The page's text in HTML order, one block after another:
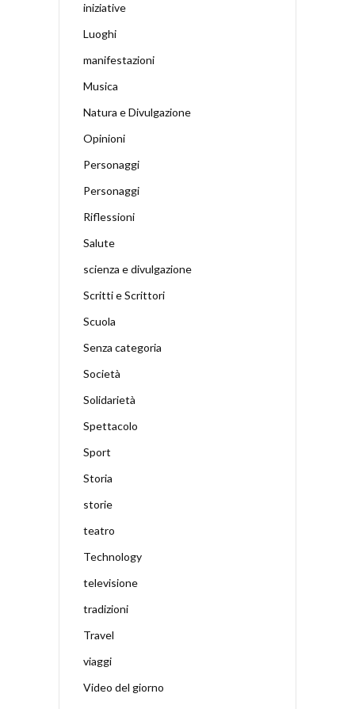
iniziative
Luoghi
manifestazioni
Musica
Natura e Divulgazione
Opinioni
Personaggi
Personaggi
Riflessioni
Salute
scienza e divulgazione
Scritti e Scrittori
Scuola
Senza categoria
Società
Solidarietà
Spettacolo
Sport
Storia
storie
teatro
Technology
televisione
tradizioni
Travel
viaggi
Video del giorno